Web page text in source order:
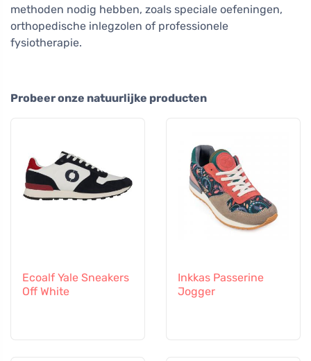
methoden nodig hebben, zoals speciale oefeningen,
orthopedische inlegzolen of professionele
fysiotherapie.
Probeer onze natuurlijke producten
Ecoalf Yale Sneakers
Off White
Inkkas Passerine
Jogger